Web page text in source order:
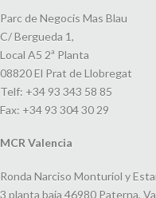
Parc de Negocis Mas Blau
C/ Bergueda 1,
Local A5 2ª Planta
08820 El Prat de Llobregat
Telf: +34 93 343 58 85
Fax: +34 93 304 30 29
MCR Valencia
Ronda Narciso Monturiol y
3 planta baja 46980 Paterna,